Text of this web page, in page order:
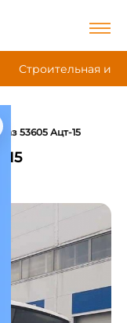
Строительная и
53605 Ацт-15
15